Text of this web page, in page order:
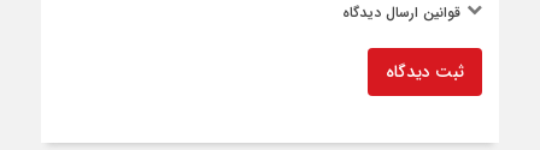
قوانین ارسال دیدگاه
ثبت دیدگاه